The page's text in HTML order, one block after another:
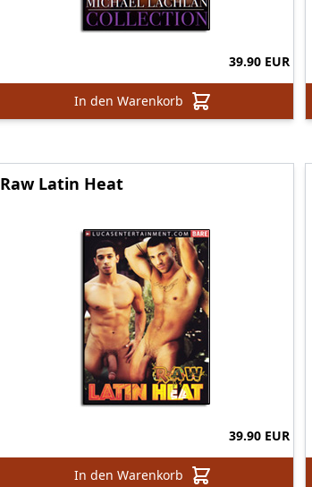
39.90 EUR
In den Warenkorb
Raw Latin Heat
39.90 EUR
In den Warenkorb